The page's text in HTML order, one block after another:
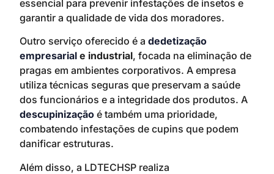
essencial para prevenir infestações de insetos e
garantir a qualidade de vida dos moradores.
Outro serviço oferecido é a dedetização
empresarial e industrial, focada na eliminação de
pragas em ambientes corporativos. A empresa
utiliza técnicas seguras que preservam a saúde
dos funcionários e a integridade dos produtos. A
descupinização é também uma prioridade,
combatendo infestações de cupins que podem
danificar estruturas.
Além disso, a LDTECHSP realiza